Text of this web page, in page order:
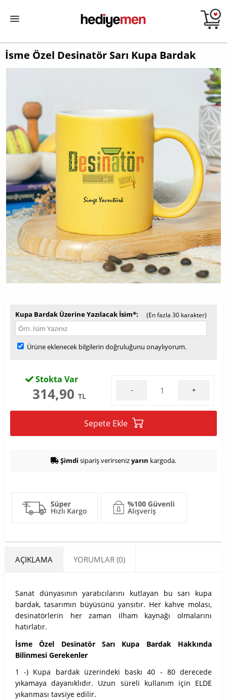
İsme Özel Desinatör Sarı Kupa Bardak
Kupa Bardak Üzerine Yazılacak İsim* (En fazla 30 karakter)
Ürüne eklenecek bilgilerin doğruluğunu onaylıyorum.
Stokta Var
314,90 TL
- +
Sepete Ekle
Şimdi sipariş verirsenizyarın kargoda.
AÇIKLAMA YORUMLAR (0)
Sanat dünyasının yaratıcılarını kutlayan bu sarı kupa
bardak, tasarımın büyüsünü yansıtır. Her kahve molası,
desinatörlerin her zaman ilham kaynağı olmalarını
hatırlatır.
İsme Özel Desinatör Sarı Kupa Bardak Hakkında
Bilinmesi Gerekenler
1 -) Kupa bardak üzerindeki baskı 40 - 80 derecede
yıkamaya dayanıklıdır. Uzun süreli kullanım için ELDE
yıkanması tavsiye edilir.